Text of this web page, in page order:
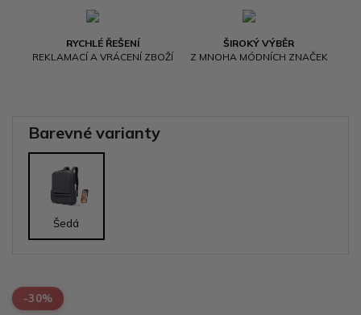
RYCHLÉ ŘEŠENÍ
REKLAMACÍ A VRÁCENÍ ZBOŽÍ
ŠIROKÝ VÝBĚR
Z MNOHA MÓDNÍCH ZNAČEK
Barevné varianty
Šedá
-30%